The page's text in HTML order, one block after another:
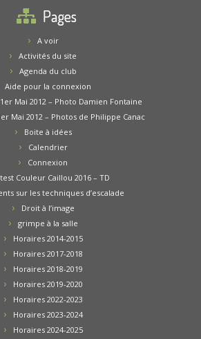
Pages
A voir
Activités du site
Agenda du club
Aide pour la connexion
Mai 2012 – Photo Damien Fontaine
Mai 2012 – Photos de Philippe Canac
Boite à idées
Calendrier
Connexion
Couleur Caillou 2016 – TD
sur les techniques d’escalade
Droit à l’image
grimpe à la salle
Horaires 2014-2015
Horaires 2017-2018
Horaires 2018-2019
Horaires 2019-2020
Horaires 2022-2023
Horaires 2023-2024
Horaires 2024-2025